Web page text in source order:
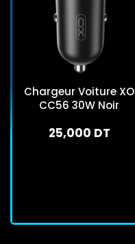
Chargeur Voiture XO
CC56 30W Noir
25,000 DT